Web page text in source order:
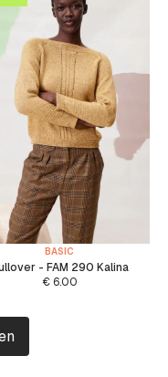
BASIC
- FAM 290 Kalina
€6.00